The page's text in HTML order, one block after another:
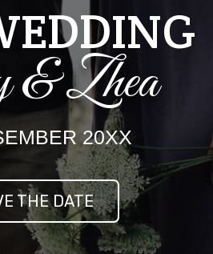
& Zhea
20XX
THE DATE